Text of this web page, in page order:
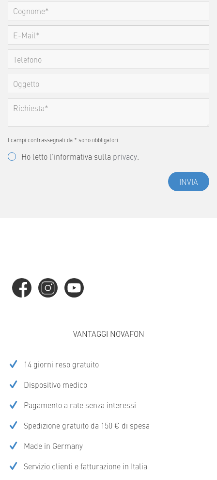
I campi contrassegnati da * sono obbligatori.
Ho letto l'informativa sulla privacy
INVIA
VANTAGGI NOVAFON
14 giorni reso gratuito
Dispositivo medico
Pagamento a rate senza interessi
Spedizione gratuito da 150 € di spesa
Made in Germany
Servizio clienti e fatturazione in Italia